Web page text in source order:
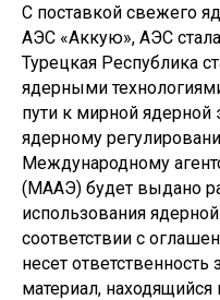
С поставкой свежего
АЭС «Аккую», АЭС
Турецкая Республика
ядерными
пути к мирной ядерной
ядерному
Международному
(МААЭ) будет выдано
использования
соответствии с
несет
материал,